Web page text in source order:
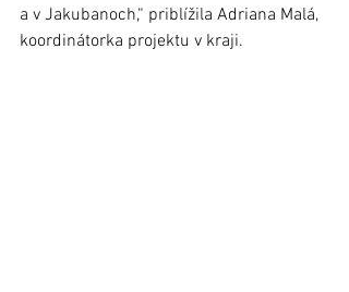
a v Jakubanoch,“ priblížila Adriana Malá,
koordinátorka projektu v kraji.